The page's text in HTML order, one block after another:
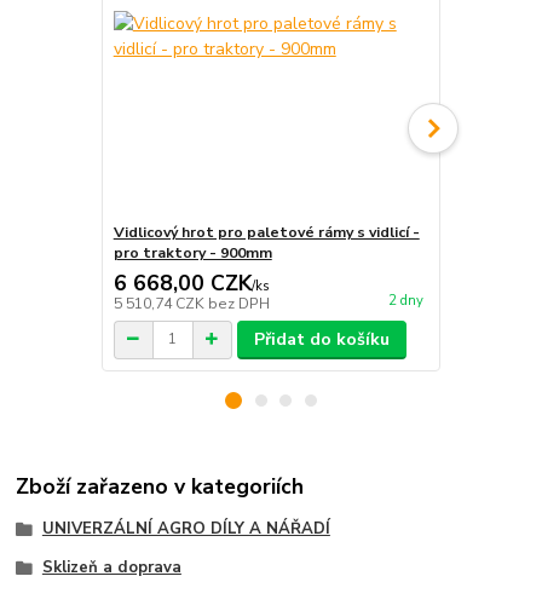
Vidlicový hrot pro paletové rámy s vidlicí -
pro traktory - 900mm
6 668,00 CZK/ks
5 510,74 CZK bez DPH 2 dny
Přidat do košíku
Zboží zařazeno v kategoriích
UNIVERZÁLNÍ AGRO DÍLY A NÁŘADÍ
Sklizeň a doprava